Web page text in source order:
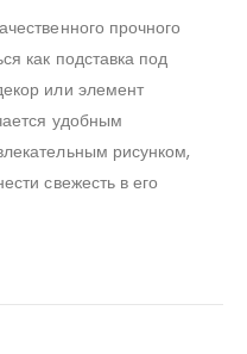
прочного
как подставка под
или элемент
удобным
рисунком,
свежесть в его